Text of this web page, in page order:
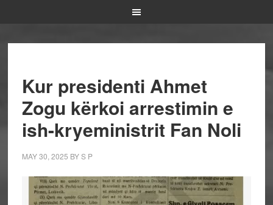
Kur presidenti Ahmet
Zogu kërkoi arrestimin e
ish-kryeministrit Fan Noli
MAY 30, 2025 BYS P